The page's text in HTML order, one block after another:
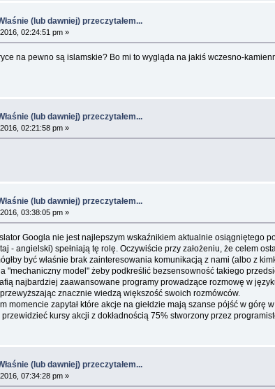
(lub dawniej) przeczytałem...
02:24:51 pm »
na pewno są islamskie? Bo mi to wygląda na jakiś wczesno-
(lub dawniej) przeczytałem...
02:21:58 pm »
(lub dawniej) przeczytałem...
03:38:05 pm »
Googla nie jest najlepszym wskaźnikiem aktualnie osiągniętego
- angielski) spełniają tę rolę. Oczywiście przy założeniu, że celem
być właśnie brak zainteresowania komunikacją z nami (albo z
"mechaniczny model" żeby podkreślić bezsensowność takiego
najbardziej zaawansowane programy prowadzące rozmowę w
znacznie wiedzą większość swoich rozmówców.
momencie zapytał które akcje na giełdzie mają szanse pójść w
kursy akcji z dokładnością 75% stworzony przez
(lub dawniej) przeczytałem...
07:34:28 pm »